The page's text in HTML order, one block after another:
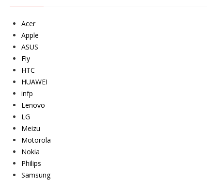
Acer
Apple
ASUS
Fly
HTC
HUAWEI
infp
Lenovo
LG
Meizu
Motorola
Nokia
Philips
Samsung